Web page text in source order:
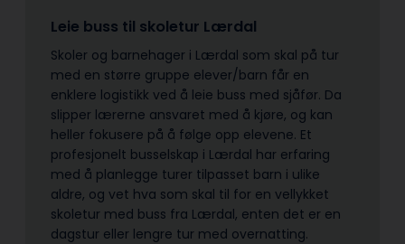
Leie buss til skoletur Lærdal
Skoler og barnehager i Lærdal som skal på tur
med en større gruppe elever/barn får en
enklere logistikk ved å leie buss med sjåfør. Da
slipper lærerne ansvaret med å kjøre, og kan
heller fokusere på å følge opp elevene. Et
profesjonelt busselskap i Lærdal har erfaring
med å planlegge turer tilpasset barn i ulike
aldre, og vet hva som skal til for en vellykket
skoletur med buss fra Lærdal, enten det er en
dagstur eller lengre tur med overnatting.